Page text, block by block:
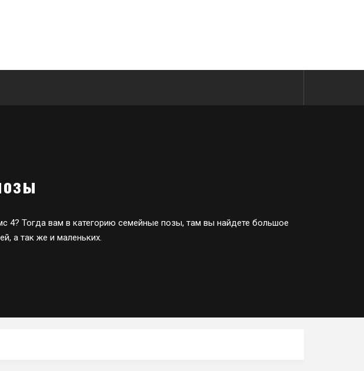
4? Тогда вам в категорию семейные позы, там вы найдете большое
а так же и маленьких.